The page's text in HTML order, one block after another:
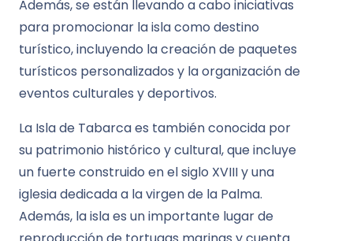
Además, se están llevando a cabo iniciativas
para promocionar la isla como destino
turístico, incluyendo la creación de paquetes
turísticos personalizados y la organización de
eventos culturales y deportivos.
La Isla de Tabarca es también conocida por
su patrimonio histórico y cultural, que incluye
un fuerte construido en el siglo XVIII y una
iglesia dedicada a la virgen de la Palma.
Además, la isla es un importante lugar de